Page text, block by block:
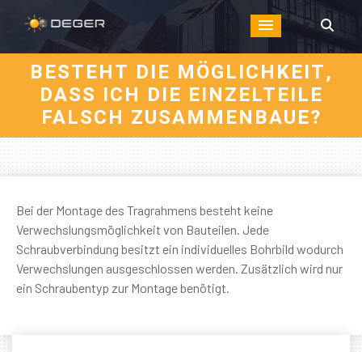
BESTEHT DIE MÖGLICHKEIT,
DASS ICH DIE EINZELTEILE
FALSCH ZUSAMMENBAUE?
Bei der Montage des Tragrahmens besteht keine
Verwechslungsmöglichkeit von Bauteilen. Jede
Schraubverbindung besitzt ein individuelles Bohrbild wodurch
Verwechslungen ausgeschlossen werden. Zusätzlich wird nur
ein Schraubentyp zur Montage benötigt.